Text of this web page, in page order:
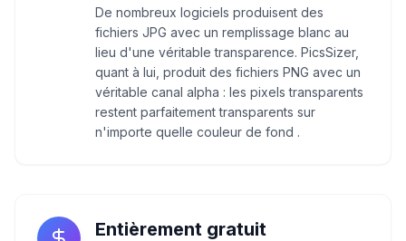
De nombreux logiciels produisent des
fichiers JPG avec un remplissage blanc au
lieu d'une véritable transparence. PicsSizer,
quant à lui, produit des fichiers PNG avec un
véritable canal alpha : les pixels transparents
restent parfaitement transparents sur
n'importe quelle couleur de fond .
Entièrement gratuit